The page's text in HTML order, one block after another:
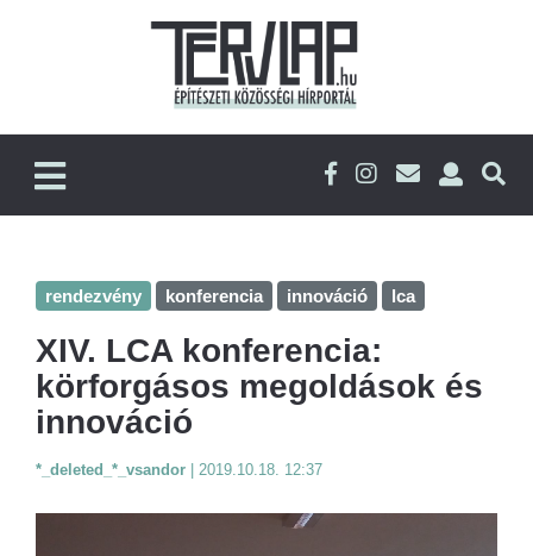
rendezvény konferencia innováció lca
XIV. LCA konferencia:
körforgásos megoldások és
innováció
*_deleted_*_vsandor 2019.10.18. 12:37